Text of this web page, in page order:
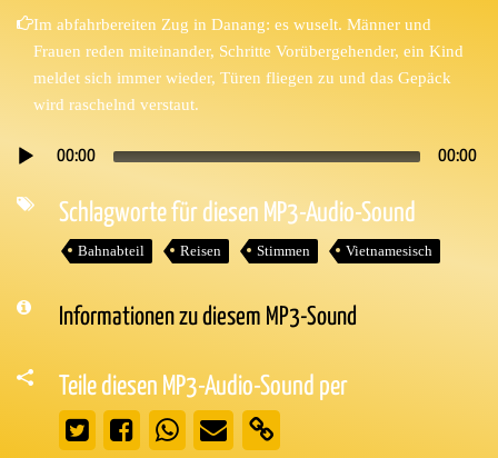
Im abfahrbereiten Zug in Danang: es wuselt. Männer und
Frauen reden miteinander, Schritte Vorübergehender, ein Kind
meldet sich immer wieder, Türen fliegen zu und das Gepäck
wird raschelnd verstaut.
Audio-
00:00 00:00
Schlagworte für diesen MP3-Audio-Sound
Bahnabteil Reisen Stimmen Vietnamesisch
Informationen zu diesem MP3-Sound
Teile diesen MP3-Audio-Sound per